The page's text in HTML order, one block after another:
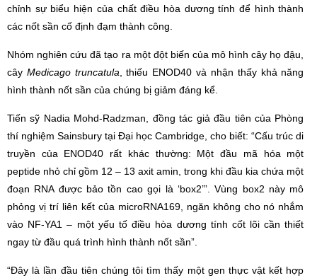
chỉnh sự biểu hiện của chất điều hòa dương tính để hình thành
các nốt sần cố định đạm thành công.
Nhóm nghiên cứu đã tạo ra một đột biến của mô hình cây họ đậu,
cây Medicago truncatula , thiếu ENOD40 và nhận thấy khả năng
hình thành nốt sần của chúng bị giảm đáng kể.
Tiến sỹ Nadia Mohd-Radzman, đồng tác giả đầu tiên của Phòng
thí nghiệm Sainsbury tại Đại học Cambridge, cho biết: “Cấu trúc di
truyền của ENOD40 rất khác thường: Một đầu mã hóa một
peptide nhỏ chỉ gồm 12 – 13 axit amin, trong khi đầu kia chứa một
đoạn RNA được bảo tồn cao gọi là ‘box2’”. Vùng box2 này mô
phỏng vị trí liên kết của microRNA169, ngăn không cho nó nhắm
vào NF-YA1 – một yếu tố điều hòa dương tính cốt lõi cần thiết
ngay từ đầu quá trình hình thành nốt sần”.
“Đây là lần đầu tiên chúng tôi tìm thấy một gen thực vật kết hợp